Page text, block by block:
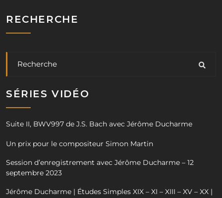
RECHERCHE
SÉRIES VIDÉO
Suite II, BWV997 de J.S. Bach avec Jérôme Ducharme
Un prix pour le compositeur Simon Martin
Session d’enregistrement avec Jérôme Ducharme – 12
septembre 2023
Jérôme Ducharme | Études Simples XIX – XI – XIII – XV – XX |